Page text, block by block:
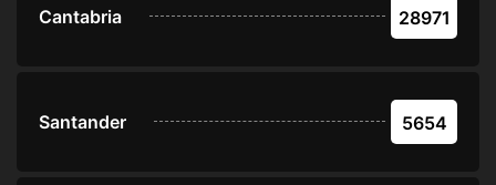
Cantabria 28971
Santander 5654